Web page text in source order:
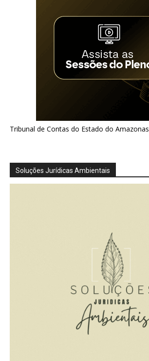
Tribunal de Contas do Estado do Amazonas
Soluções Jurídicas Ambientais